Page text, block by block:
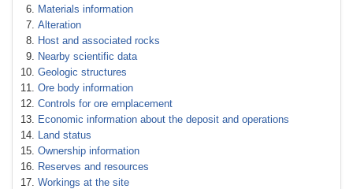
Materials information
Alteration
Host and associated rocks
Nearby scientific data
Geologic structures
Ore body information
Controls for ore emplacement
Economic information about the deposit and operations
Land status
Ownership information
Reserves and resources
Workings at the site